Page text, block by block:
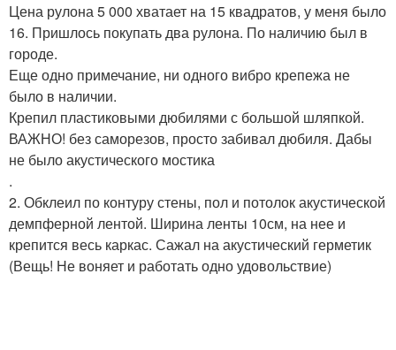
Цена рулона 5 000 хватает на 15 квадратов, у меня было
16. Пришлось покупать два рулона. По наличию был в
городе.
Еще одно примечание, ни одного вибро крепежа не
было в наличии.
Крепил пластиковыми дюбилями с большой шляпкой.
ВАЖНО! без саморезов, просто забивал дюбиля. Дабы
не было акустического мостика
.
2. Обклеил по контуру стены, пол и потолок акустической
демпферной лентой. Ширина ленты 10см, на нее и
крепится весь каркас. Сажал на акустический герметик
(Вещь! Не воняет и работать одно удовольствие)